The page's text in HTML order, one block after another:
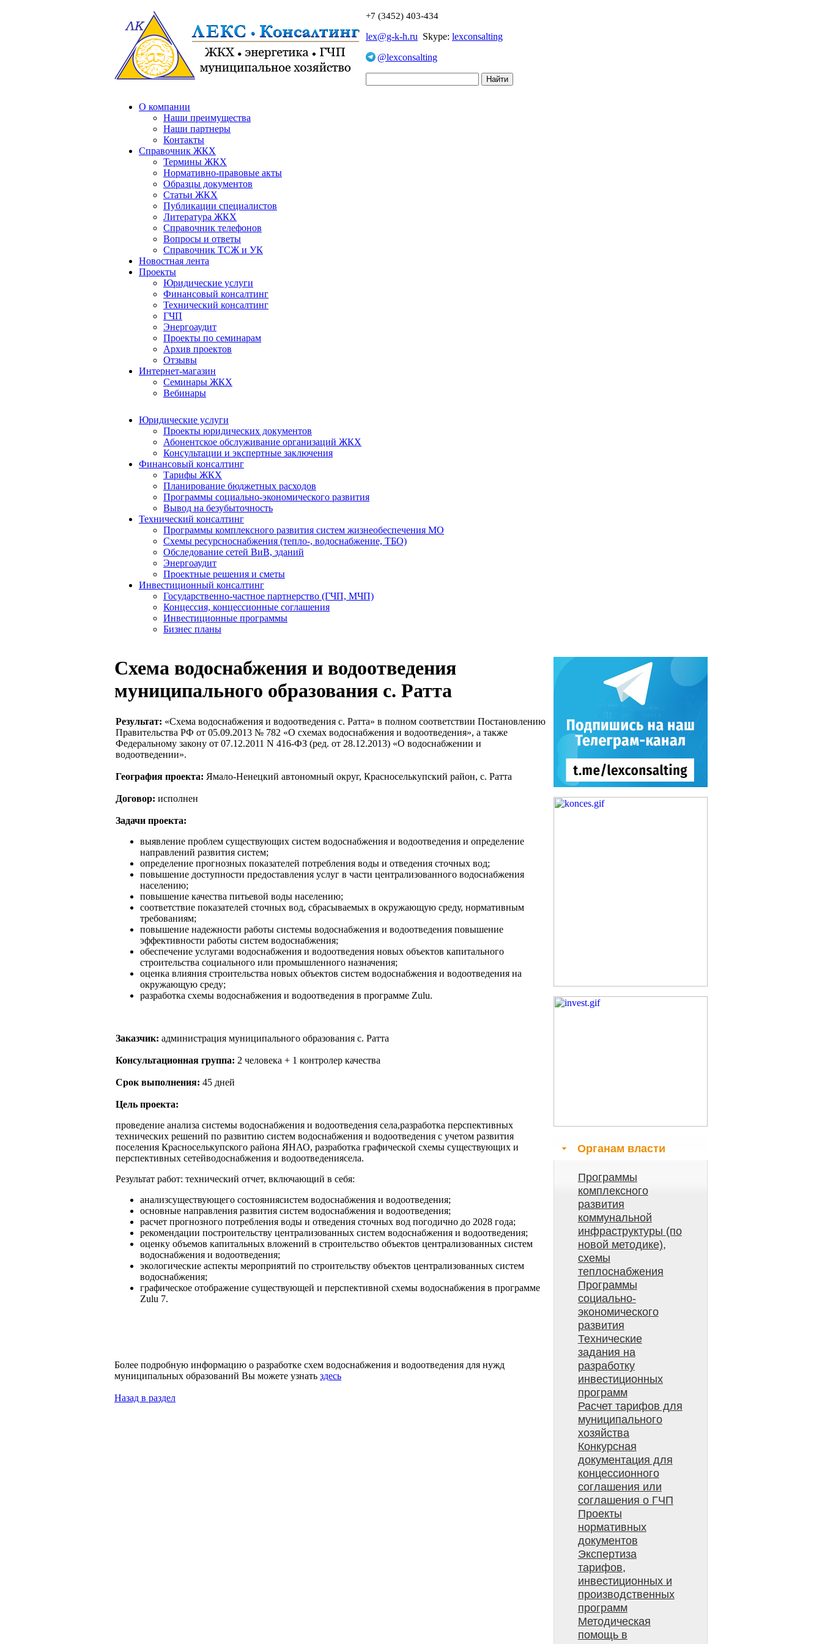
+7 (3452) 403-434
lex@g-k-h.ru Skype: lexconsalting
@lexconsalting
О компании
Наши преимущества
Наши партнеры
Контакты
Справочник ЖКХ
Термины ЖКХ
Нормативно-правовые акты
Образцы документов
Статьи ЖКХ
Публикации специалистов
Литература ЖКХ
Справочник телефонов
Вопросы и ответы
Справочник ТСЖ и УК
Новостная лента
Проекты
Юридические услуги
Финансовый консалтинг
Технический консалтинг
ГЧП
Энергоаудит
Проекты по семинарам
Архив проектов
Отзывы
Интернет-магазин
Семинары ЖКХ
Вебинары
Юридические услуги
Проекты юридических документов
Абонентское обслуживание организаций ЖКХ
Консультации и экспертные заключения
Финансовый консалтинг
Тарифы ЖКХ
Планирование бюджетных расходов
Программы социально-экономического развития
Вывод на безубыточность
Технический консалтинг
Программы комплексного развития систем жизнеобеспечения МО
Схемы ресурсноснабжения (тепло-, водоснабжение, ТБО)
Обследование сетей ВиВ, зданий
Энергоаудит
Проектные решения и сметы
Инвестиционный консалтинг
Государственно-частное партнерство (ГЧП, МЧП)
Концессия, концессионные соглашения
Инвестиционные программы
Бизнес планы
Схема водоснабжения и водоотведения
муниципального образования с. Ратта
Результат: «Схема водоснабжения и водоотведения с. Ратта» в полном соответствии Постановлению
Правительства РФ от 05.09.2013 № 782 «О схемах водоснабжения и водоотведения», а также
Федеральному закону от 07.12.2011 N 416-ФЗ (ред. от 28.12.2013) «О водоснабжении и
водоотведении».
География проекта: Ямало-Ненецкий автономный округ, Красноселькупский район, с. Ратта
Договор: исполнен
Задачи проекта:
выявление проблем существующих систем водоснабжения и водоотведения и определение
направлений развития систем;
определение прогнозных показателей потребления воды и отведения сточных вод;
повышение доступности предоставления услуг в части централизованного водоснабжения
населению;
повышение качества питьевой воды населению;
соответствие показателей сточных вод, сбрасываемых в окружающую среду, нормативным
требованиям;
повышение надежности работы системы водоснабжения и водоотведения повышение
эффективности работы систем водоснабжения;
обеспечение услугами водоснабжения и водоотведения новых объектов капитального
строительства социального или промышленного назначения;
оценка влияния строительства новых объектов систем водоснабжения и водоотведения на
окружающую среду;
разработка схемы водоснабжения и водоотведения в программе Zulu.
Заказчик: администрация муниципального образования с. Ратта
Консультационная группа: 2 человека + 1 контролер качества
Срок выполнения: 45 дней
Цель проекта:
проведение анализа системы водоснабжения и водоотведения села,разработка перспективных
технических решений по развитию систем водоснабжения и водоотведения с учетом развития
поселения Красноселькупского района ЯНАО, разработка графической схемы существующих и
перспективных сетейводоснабжения и водоотведениясела.
Результат работ: технический отчет, включающий в себя:
анализсуществующего состояниясистем водоснабжения и водоотведения;
основные направления развития систем водоснабжения и водоотведения;
расчет прогнозного потребления воды и отведения сточных вод погодично до 2028 года;
рекомендации построительству централизованных систем водоснабжения и водоотведения;
оценку объемов капитальных вложений в строительство объектов централизованных систем
водоснабжения и водоотведения;
экологические аспекты мероприятий по строительству объектов централизованных систем
водоснабжения;
графическое отображение существующей и перспективной схемы водоснабжения в программе
Zulu 7.
Более подробную информацию о разработке схем водоснабжения и водоотведения для нужд
муниципальных образований Вы можете узнать здесь
Назад в раздел
Органам власти
Программы
комплексного
развития
коммунальной
инфраструктуры (по
новой методике),
схемы
теплоснабжения
Программы
социально-
экономического
развития
Технические
задания на
разработку
инвестиционных
программ
Расчет тарифов для
муниципального
хозяйства
Конкурсная
документация для
концессионного
соглашения или
соглашения о ГЧП
Проекты
нормативных
документов
Экспертиза
тарифов,
инвестиционных и
производственных
программ
Методическая
помощь в